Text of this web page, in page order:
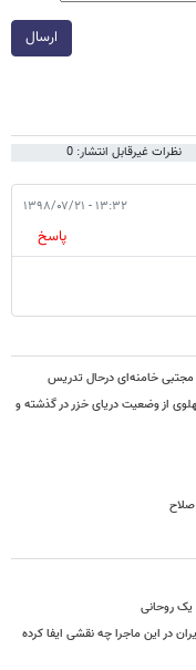
ارسال
نظرات غیرقابل انتشار: 0
۱۳:۳۲ - ۱۳۹۸/۰۷/۲۱
پاسخ
مجتبی خامنه‌ای درحال تدریس
از وضعیت دریای خزر در گذشته و
صلاح
یک روحانی
در این ماجرا چه نقشی ایفا کرده